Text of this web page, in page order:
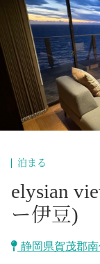
みる
あそぶ
あじわう
観光・体験
イベント
エリア
熱海市
沼津市
三島市
モデルコース
宿泊・予約
泊まる
elysian
ー伊豆)
静岡県賀茂郡